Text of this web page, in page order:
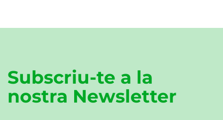
Subscriu-te a la
nostra Newsletter